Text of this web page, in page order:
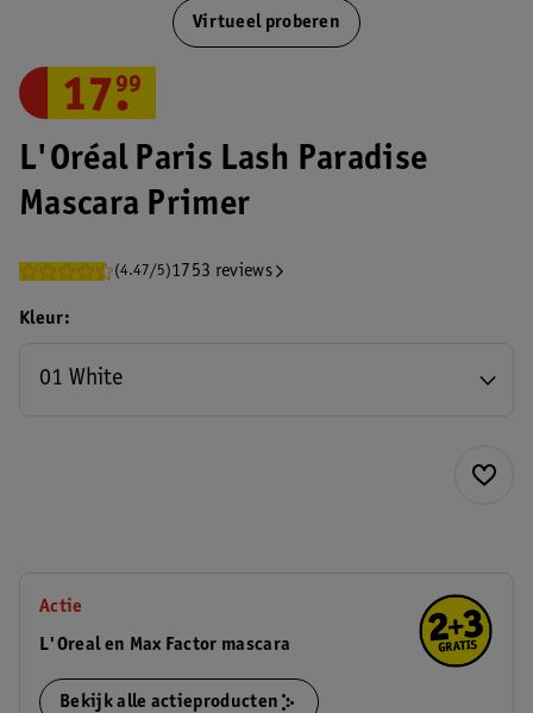
Virtueel proberen
L'Oréal Paris Lash Paradise
Mascara Primer
(4.47/5)1753 reviews
17.
99
Kleur
01 White
Actie
L'Oreal en Max Factor mascara
Bekijk alle actieproducten